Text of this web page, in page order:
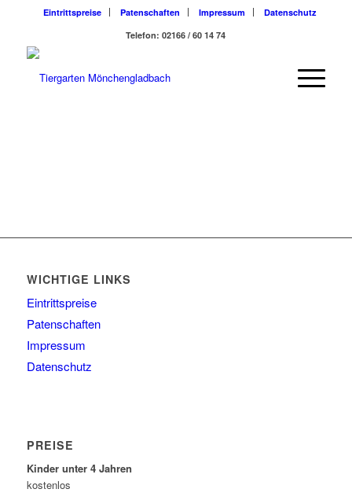
Eintrittspreise Patenschaften Impressum
Datenschutz
Telefon: 02166 / 60 14 74
WICHTIGE LINKS
Eintrittspreise
Patenschaften
Impressum
Datenschutz
PREISE
Kinder unter 4 Jahren
kostenlos